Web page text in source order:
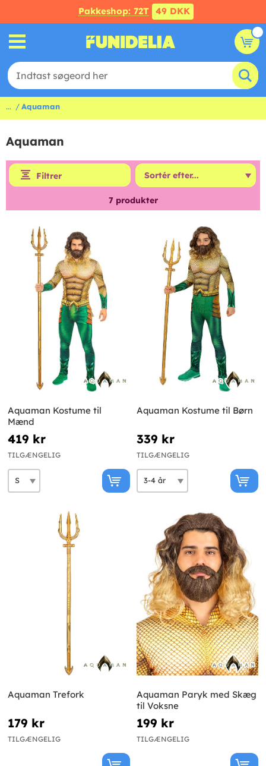
Pakkeshop: 72T 49 DKK
... Aquaman
Aquaman
Filtrer
7 produkter
Aquaman Kostume til
Mænd
419 kr
TILGÆNGELIG
Aquaman Kostume til Børn
339 kr
TILGÆNGELIG
Aquaman Trefork
179 kr
TILGÆNGELIG
Aquaman Paryk med Skæg
til Voksne
199 kr
TILGÆNGELIG